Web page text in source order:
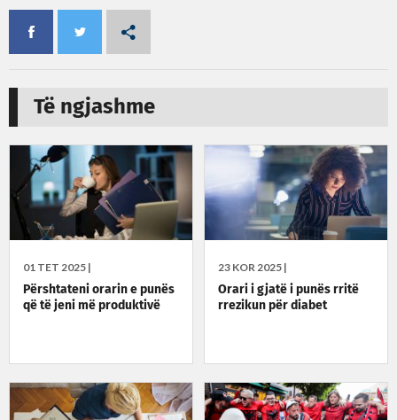
Të ngjashme
01 TET 2025 |
Përshtateni orarin e punës
që të jeni më produktivë
23 KOR 2025 |
Orari i gjatë i punës rritë
rrezikun për diabet